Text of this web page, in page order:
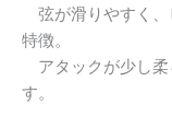
弦が滑りやすく、
特徴。
アタックが少し柔
す。